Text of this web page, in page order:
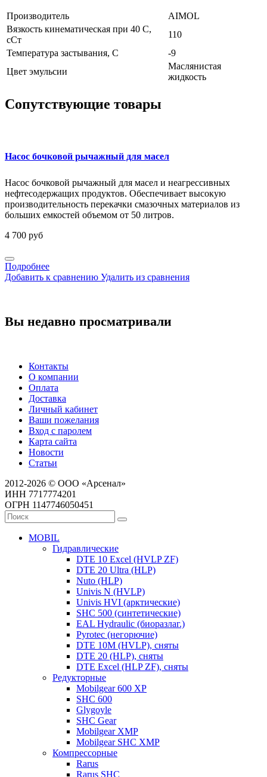
Производитель
AIMOL
Вязкость кинематическая при 40 С,
сСт
110
Температура застывания, С
-9
Цвет эмульсии
Маслянистая
жидкость
Сопутствующие товары
Насос бочковой рычажный для масел
Насос бочковой рычажный для масел и неагрессивных
нефтесодержащих продуктов. Обеспечивает высокую
производительность перекачки смазочных материалов из
больших емкостей объемом от 50 литров.
4 700 руб
Подробнее
Добавить к сравнению Удалить из сравнения
Вы недавно просматривали
Контакты
О компании
Оплата
Доставка
Личный кабинет
Ваши пожелания
Вход с паролем
Карта сайта
Новости
Статьи
2012-2026 © ООО «Арсенал»
ИНН 7717774201
ОГРН 1147746050451
MOBIL
Гидравлические
DTE 10 Excel (HVLP ZF)
DTE 20 Ultra (HLP)
Nuto (HLP)
Univis N (HVLP)
Univis HVI (арктические)
SHC 500 (синтетические)
EAL Hydraulic (биоразлаг.)
Pyrotec (негорючие)
DTE 10M (HVLP), сняты
DTE 20 (HLP), сняты
DTE Excel (HLP ZF), сняты
Редукторные
Mobilgear 600 XP
SHC 600
Glygoyle
SHC Gear
Mobilgear XMP
Mobilgear SHC XMP
Компрессорные
Rarus
Rarus SHC